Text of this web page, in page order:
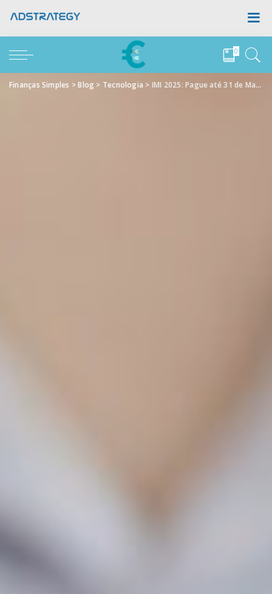
0
Finanças Simples >Blog > Tecnologia > IMI 2025: Pague até 31 de Maio e Evite Juros de Mora